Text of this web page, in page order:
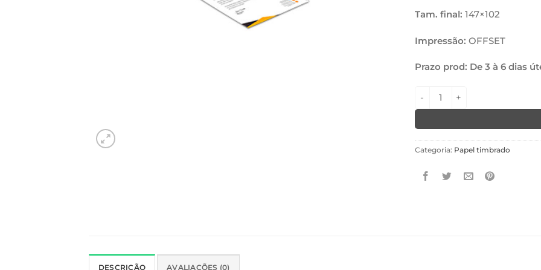
Tam. final: 147×102
Impressão: OFFSET
Prazo prod: De 3 à 6 dias
Categoria: Papel timbrado
DESCRIÇÃO AVALIAÇÕES (0)